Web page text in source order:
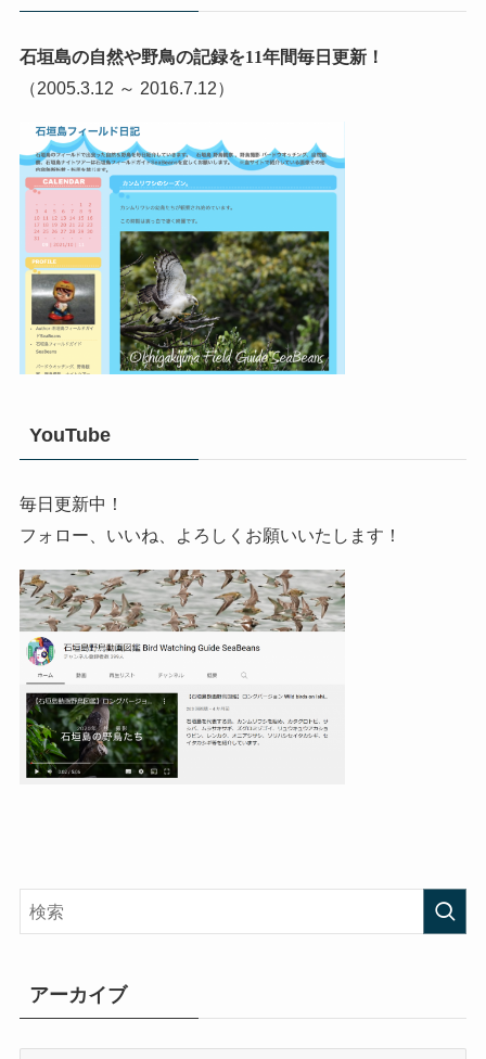
石垣島の自然や野鳥の記録を11年間毎日更新！
（2005.3.12 ～ 2016.7.12）
YouTube
毎日更新中！
フォロー、いいね、よろしくお願いいたします！
アーカイブ